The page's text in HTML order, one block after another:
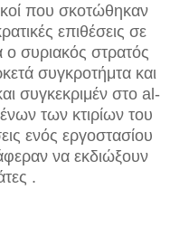
που σκοτώθηκαν
επιθέσεις σε
ο συριακός στρατός
συγκροτήμτα και
συγκεκριμέν στο al-
των κτιρίων του
ενός εργοστασίου
να εκδιώξουν
.